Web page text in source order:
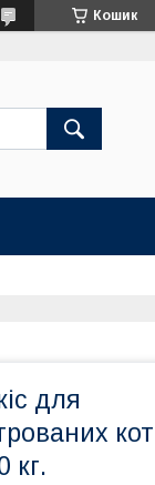
Кошик
для
кг.